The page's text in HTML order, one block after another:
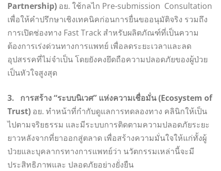
Partnership) อย. ใช้กลไก Pre-submission Consultation
เพื่อให้คำปรึกษาเชิงเทคนิคก่อนการยื่นขออนุมัติจริง รวมถึง
การเปิดช่องทาง Fast Track สำหรับผลิตภัณฑ์ที่เป็นความ
ต้องการเร่งด่วนทางการแพทย์ เพื่อลดระยะเวลาและลด
อุปสรรคที่ไม่จำเป็น โดยยังคงยึดถือความปลอดภัยของผู้ป่วย
เป็นหัวใจสูงสุด
3. การสร้าง “ระบบนิเวศ” แห่งความเชื่อมั่น (Ecosystem of
Trust) อย. ทำหน้าที่กำกับดูแลการทดลองทาง คลินิกให้เป็น
ไปตามจริยธรรม และมีระบบการติดตามความปลอดภัยระยะ
ยาวหลังจากที่ยาออกสู่ตลาด เพื่อสร้างความมั่นใจให้แก่ทั้งผู้
ป่วยและบุคลากรทางการแพทย์ว่า นวัตกรรมเหล่านี้จะมี
ประสิทธิภาพและ ปลอดภัยอย่างยั่งยืน